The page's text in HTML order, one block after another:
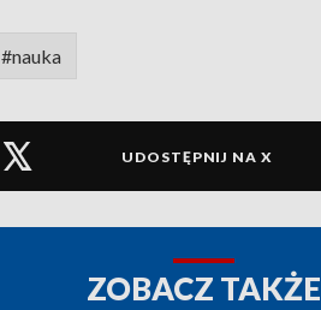
#nauka
UDOSTĘPNIJ NA X
ZOBACZ TAKŻE